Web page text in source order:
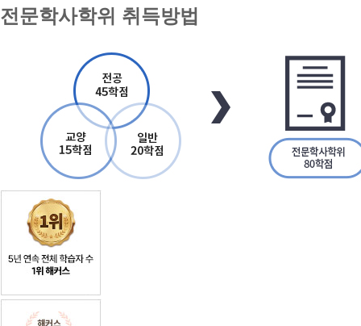
사
학
전문학사학위 취득방법
전
양